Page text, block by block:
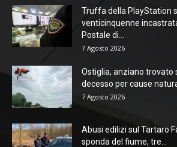
Truffa della PlayStation
venticinquenne
Postale di...
7 Agosto 2026
Ostiglia, anziano trovato
decesso per cause
7 Agosto 2026
Abusi edilizi sul Tartaro
sponda del fiume, tre...